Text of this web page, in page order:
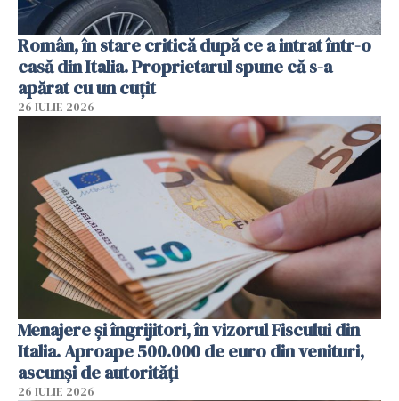
Român, în stare critică după ce a intrat într-o
casă din Italia. Proprietarul spune că s-a
apărat cu un cuțit
26 IULIE 2026
Menajere și îngrijitori, în vizorul Fiscului din
Italia. Aproape 500.000 de euro din venituri,
ascunși de autorități
26 IULIE 2026